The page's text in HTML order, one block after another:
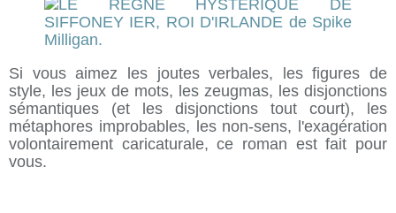
Si vous aimez les joutes verbales, les figures de
style, les jeux de mots, les zeugmas, les disjonctions
sémantiques (et les disjonctions tout court), les
métaphores improbables, les non-sens, l'exagération
volontairement caricaturale, ce roman est fait pour
vous.